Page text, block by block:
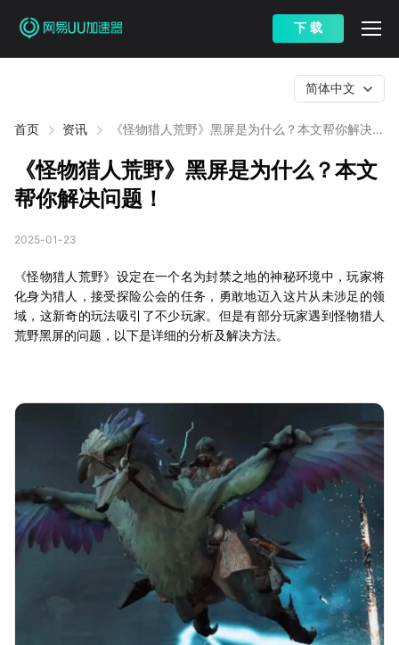
下 载
首页 资讯
《怪物猎人荒野》黑屏是为什么？本文帮你解决问
简体中文
《怪物猎人荒野》黑屏是为什么？本文
帮你解决问题！
2025-01-23
《怪物猎人荒野》设定在一个名为封禁之地的神秘环境中，玩家将
化身为猎人，接受探险公会的任务，勇敢地迈入这片从未涉足的领
域，这新奇的玩法吸引了不少玩家。但是有部分玩家遇到怪物猎人
荒野黑屏的问题，以下是详细的分析及解决方法。